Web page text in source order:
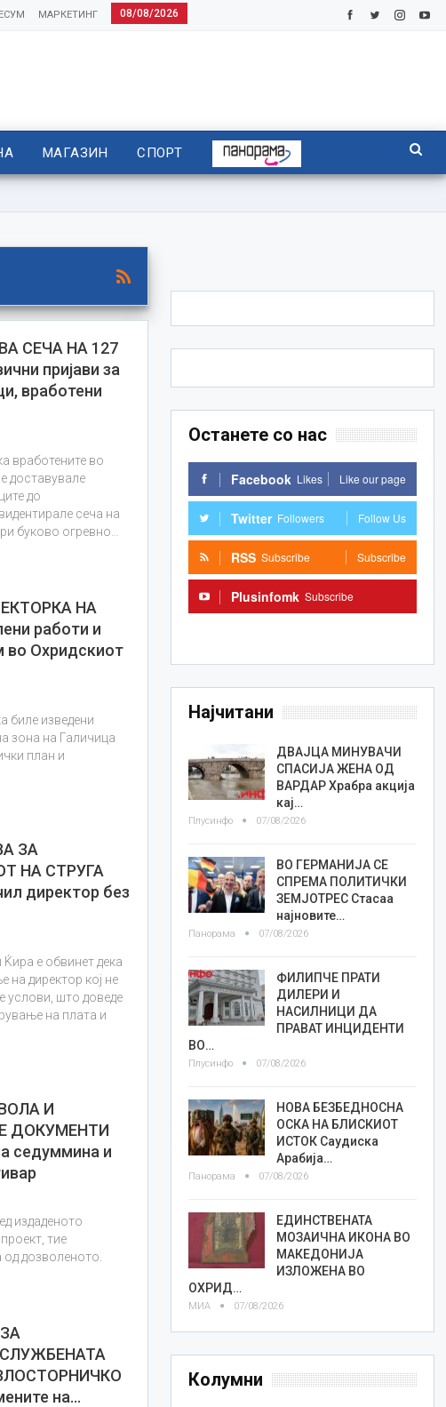
08/08/2026
МАРКЕТИНГ
МАГАЗИН СПОРТ
СЕЧА НА 127
пријави за
вработени
вработените во
доставувале
до
сеча на
буково огревно…
НА
работи и
во Охридскиот
биле изведени
зона на Галичица
план и
ЗА
НА СТРУГА
директор без
е обвинет дека
директор кој не
услови, што доведе
на плата и
И
ДОКУМЕНТИ
седуммина и
издаденото
тие
дозволеното.
на…
Останете со нас
Facebook Likes Like our page
Twitter Followers Follow Us
RSS Subscribe Subscribe
Plusinfomk Subscribe
Најчитани
ДВАЈЦА МИНУВАЧИ
СПАСИЈА ЖЕНА ОД
ВАРДАР Храбра акција
кај…
Плусинфо 07/08/2026
ВО ГЕРМАНИЈА СЕ
СПРЕМА ПОЛИТИЧКИ
ЗЕМЈОТРЕС Стасаа
најновите…
Панорама 07/08/2026
ФИЛИПЧЕ ПРАТИ
ДИЛЕРИ И
НАСИЛНИЦИ ДА
ПРАВАТ ИНЦИДЕНТИ
ВО…
Плусинфо 07/08/2026
НОВА БЕЗБЕДНОСНА
ОСКА НА БЛИСКИОТ
ИСТОК Саудиска
Арабија…
Панорама 07/08/2026
ЕДИНСТВЕНАТА
МОЗАИЧНА ИКОНА ВО
МАКЕДОНИЈА
ИЗЛОЖЕНА ВО
ОХРИД…
МИА 07/08/2026
Колумни